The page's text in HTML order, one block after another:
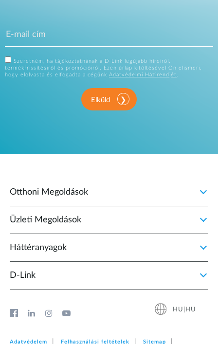
Szeretném, ha tájékoztatnának a D-Link legújabb híreiről,
termékfrissítésiről és promócióiról. Ezen űrlap kitöltésével Ön elismeri,
hogy elolvasta és elfogadta a cégünk Adatvédelmi Házirendjét.
Elküld
Otthoni Megoldások
Üzleti Megoldások
Háttéranyagok
D‑Link
HU|HU
Adatvédelem Felhasználási feltételek Sitemap